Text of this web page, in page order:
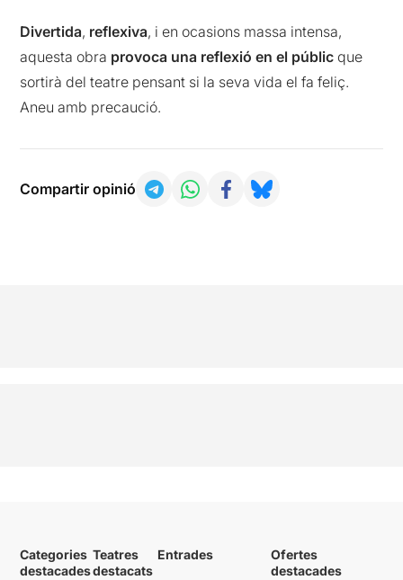
Divertida, reflexiva, i en ocasions massa intensa,
aquesta obra provoca una reflexió en el públic que
sortirà del teatre pensant si la seva vida el fa feliç.
Aneu amb precaució.
Compartir opinió
Categories
destacades
Teatres
destacats
Entrades
Ofertes
destacades